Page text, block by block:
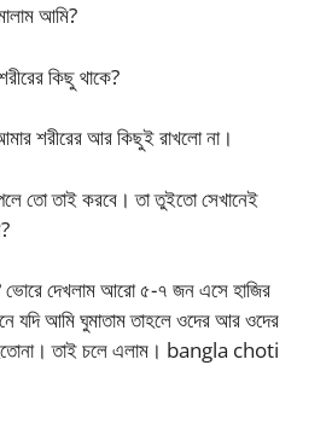
আমি?
কিছু থাকে?
আমার শরীরের আর কিছুই রাখলো না।
তো তাই করবে। তা তুইতো সেখানেই
ভোরে দেখলাম আরো ৫-৭ জন এসে হাজির
যদি আমি ঘুমাতাম তাহলে ওদের আর ওদের
তাই চলে এলাম। bangla choti